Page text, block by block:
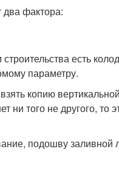
фактора:
есть
параметру.
копию
ни того не другого, то
подошву заливной